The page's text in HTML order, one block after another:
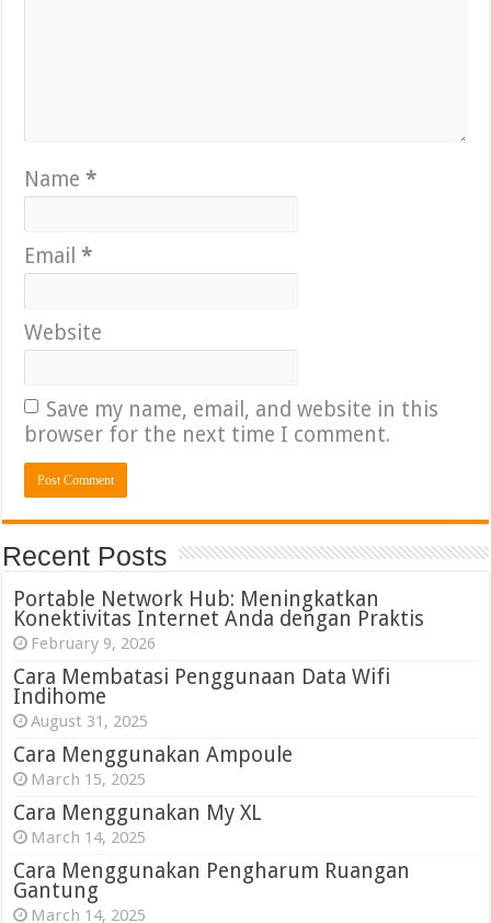
Name*
Email*
Website
Save my name, email, and website in this
browser for the next time I comment.
Recent Posts
Portable Network Hub: Meningkatkan
Konektivitas Internet Anda dengan Praktis
February 9, 2026
Cara Membatasi Penggunaan Data Wifi
Indihome
August 31, 2025
Cara Menggunakan Ampoule
March 15, 2025
Cara Menggunakan My XL
March 14, 2025
Cara Menggunakan Pengharum Ruangan
Gantung
March 14, 2025